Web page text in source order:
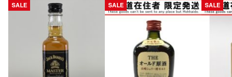
SALE SALE SALE